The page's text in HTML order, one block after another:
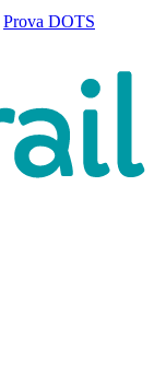
Prova DOTS